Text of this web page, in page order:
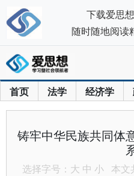
首页 法学 经济学
铸牢中华民族共同体
选择字号： 大 中 小 本文
下载爱思
随时随地阅读